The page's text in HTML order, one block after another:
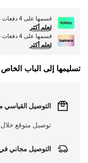
قسمها على 4 دفعات شهرية بقيمة
تعلم أكثر
قسمها على 4 دفعات شهرية بقيمة
تعلم أكثر
تسليمها إلى الباب
التوصيل القياسي
توصيل متوقع خلال 1 - 3 أيام عمل
التوصيل مجاني